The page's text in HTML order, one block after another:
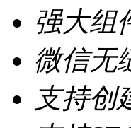
强大组
微信无
支持创